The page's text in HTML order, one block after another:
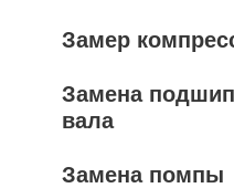
Замер
Замена
вала
Замена помпы